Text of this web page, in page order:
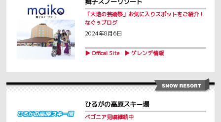
「大地の芸術祭」お気に入りスポットをご紹介！
なぐぅブログ
2024年8月6日
▶ Offical Site ▶ ゲレンデ情報
ひるがの高原スキー場
ベゴニア見頃継続中